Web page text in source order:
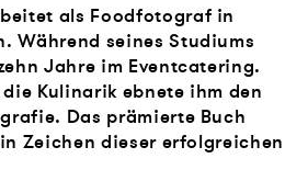
als Foodfotograf in
Während seines Studiums
Jahre im Eventcatering.
Kulinarik ebnete ihm den
Das prämierte Buch
Zeichen dieser erfolgreichen